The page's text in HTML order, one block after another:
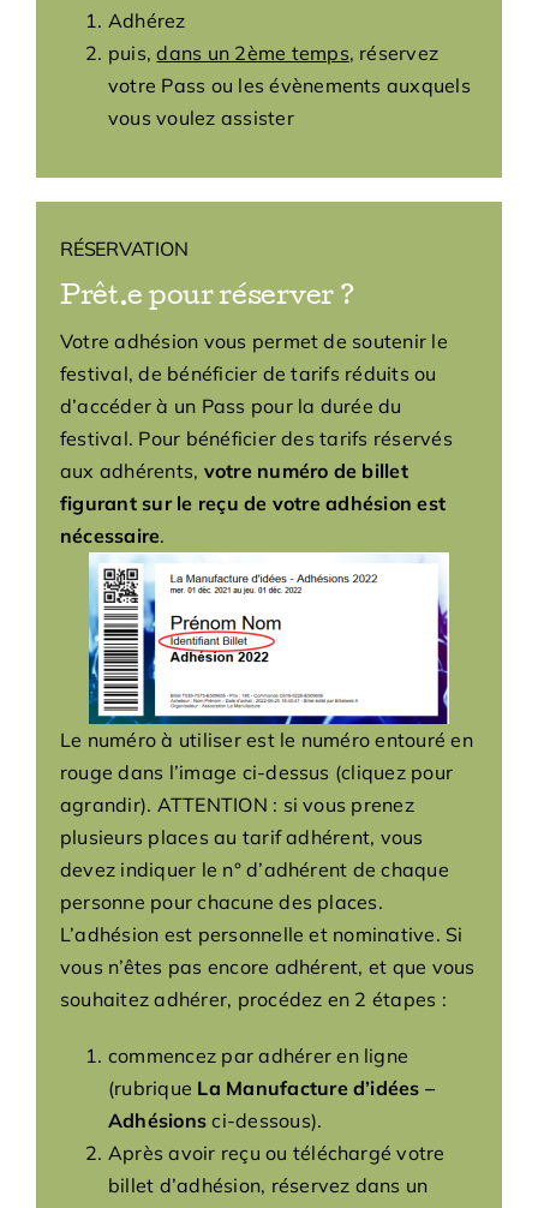
Adhérez
puis,dans un 2ème temps, réservez
votre Pass ou les évènements auxquels
vous voulez assister
RÉSERVATION
Prêt.e pour réserver ?
Votre adhésion vous permet de soutenir le
festival, de bénéficier de tarifs réduits ou
d’accéder à un Pass pour la durée du
festival. Pour bénéficier des tarifs réservés
aux adhérents, votre numéro de billet
figurant sur le reçu de votre adhésion est
nécessaire.
Le numéro à utiliser est le numéro entouré en
rouge dans l’image ci-dessus (cliquez pour
agrandir). ATTENTION : si vous prenez
plusieurs places au tarif adhérent, vous
devez indiquer le n° d’adhérent de chaque
personne pour chacune des places.
L’adhésion est personnelle et nominative. Si
vous n’êtes pas encore adhérent, et que vous
souhaitez adhérer, procédez en 2 étapes :
commencez par adhérer en ligne
(rubrique La Manufacture d’idées –
Adhésions ci-dessous).
Après avoir reçu ou téléchargé votre
billet d’adhésion, réservez dans un